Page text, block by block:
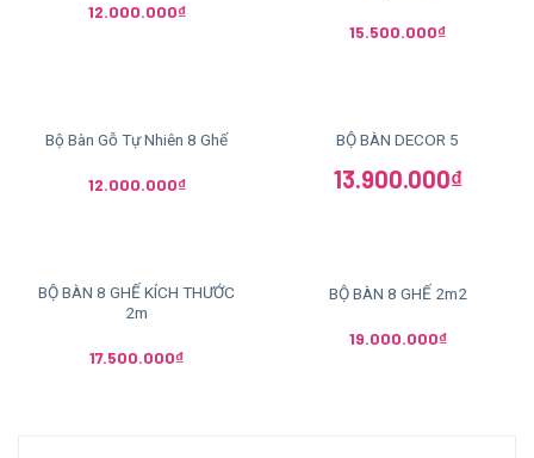
12.000.000₫
15.500.000₫
Bộ Bàn Gỗ Tự Nhiên 8 Ghế
12.000.000₫
BỘ BÀN DECOR 5
13.900.000₫
BỘ BÀN 8 GHẾ KÍCH THƯỚC
2m
17.500.000₫
BỘ BÀN 8 GHẾ 2m2
19.000.000₫